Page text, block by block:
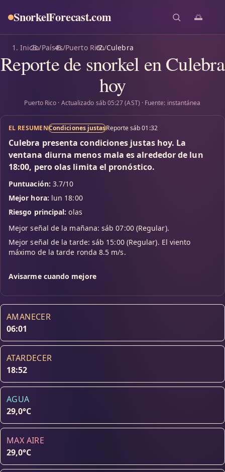
SnorkelForecast.com 🌅
Inicio/Países/Puerto Rico/Culebra
Reporte de snorkel en Culebra
hoy
Puerto Rico · Actualizado sáb 05:27 (AST) · Fuente: instantánea
EL RESUMENCondiciones justasReporte sáb 01:32
Culebra presenta condiciones justas hoy. La
ventana diurna menos mala es alrededor de lun
18:00, pero olas limita el pronóstico.
Puntuación: 3.7/10
Mejor hora: lun 18:00
Riesgo principal: olas
Mejor señal de la mañana: sáb 07:00 (Regular).
Mejor señal de la tarde: sáb 15:00 (Regular). El viento
máximo de la tarde ronda 8.5 m/s.
Avisarme cuando mejore
AMANECER
06:01
ATARDECER
18:52
AGUA
29,0°C
MAX AIRE
29,0°C